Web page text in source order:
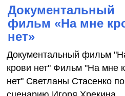
Документальный
фильм «На мне
нет»
Документальный фильм
крови нет" Фильм "На мне
нет" Светланы Стасенко по